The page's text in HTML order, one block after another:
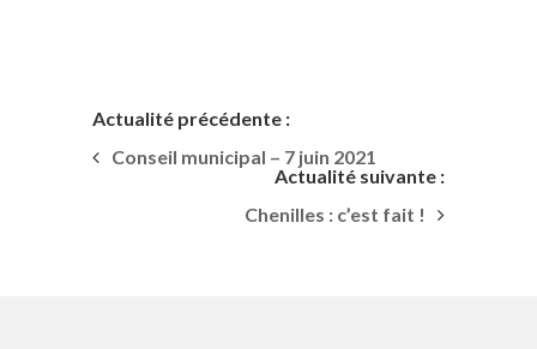
Actualité précédente :
Conseil municipal – 7 juin 2021
Actualité suivante :
Chenilles : c’est fait !